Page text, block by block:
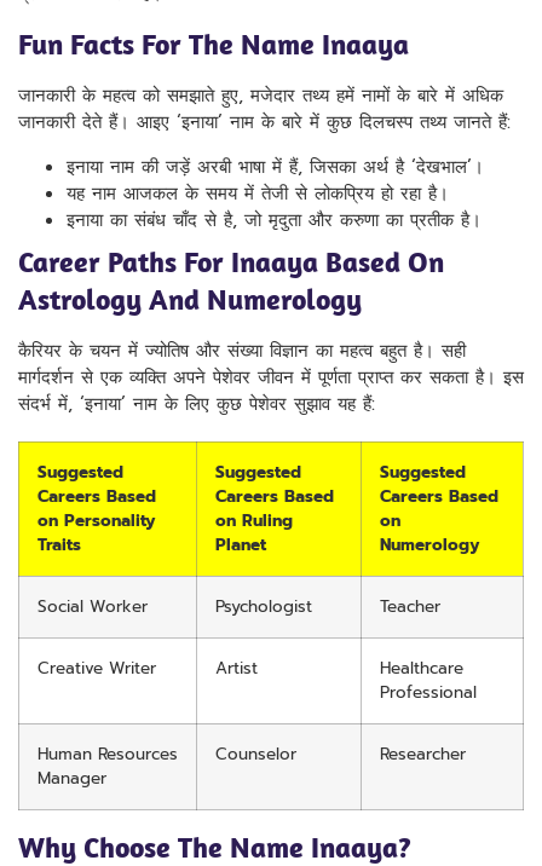
Fun Facts For The Name Inaaya
जानकारी के महत्व को समझाते हुए, मजेदार तथ्य हमें नामों के बारे में अधिक
जानकारी देते हैं। आइए ‘इनाया’ नाम के बारे में कुछ दिलचस्प तथ्य जानते हैं:
इनाया नाम की जड़ें अरबी भाषा में हैं, जिसका अर्थ है ‘देखभाल’।
यह नाम आजकल के समय में तेजी से लोकप्रिय हो रहा है।
इनाया का संबंध चाँद से है, जो मृदुता और करुणा का प्रतीक है।
Career Paths For Inaaya Based On
Astrology And Numerology
कैरियर के चयन में ज्योतिष और संख्या विज्ञान का महत्व बहुत है। सही
मार्गदर्शन से एक व्यक्ति अपने पेशेवर जीवन में पूर्णता प्राप्त कर सकता है। इस
संदर्भ में, ‘इनाया’ नाम के लिए कुछ पेशेवर सुझाव यह हैं:
Suggested
Careers Based
on Personality
Traits
Suggested
Careers Based
on Ruling
Planet
Suggested
Careers Based
on
Numerology
Social Worker Psychologist Teacher
Creative Writer Artist
Healthcare
Professional
Human Resources
Manager
Counselor Researcher
Why Choose The Name Inaaya?